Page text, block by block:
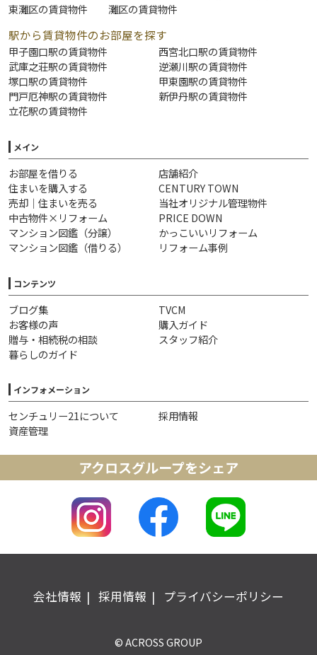
東灘区の賃貸物件
灘区の賃貸物件
駅から賃貸物件のお部屋を探す
甲子園口駅の賃貸物件
西宮北口駅の賃貸物件
武庫之荘駅の賃貸物件
逆瀬川駅の賃貸物件
塚口駅の賃貸物件
甲東園駅の賃貸物件
門戸厄神駅の賃貸物件
新伊丹駅の賃貸物件
立花駅の賃貸物件
メイン
お部屋を借りる
店舗紹介
住まいを購入する
CENTURY TOWN
売却｜住まいを売る
当社オリジナル管理物件
中古物件×リフォーム
PRICE DOWN
マンション図鑑（分譲）
かっこいいリフォーム
マンション図鑑（借りる）
リフォーム事例
コンテンツ
ブログ集
TVCM
お客様の声
購入ガイド
贈与・相続税の相談
スタッフ紹介
暮らしのガイド
インフォメーション
センチュリー21について
採用情報
資産管理
アクロスグループをシェア
会社情報 採用情報 プライバシーポリシー
© ACROSS GROUP